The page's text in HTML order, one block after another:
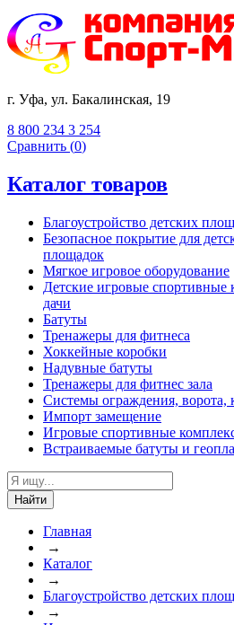
г. Уфа, ул. Бакалинская, 19
8 800 234 3 254
Сравнить (0)
Каталог товаров
Благоустройство детских
Безопасное покрытие для
площадок
Мягкое игровое оборудование
Детские игровые
дачи
Батуты
Тренажеры для фитнеса
Хоккейные коробки
Надувные батуты
Тренажеры для фитнес зала
Системы ограждения, ворота,
Импорт замещение
Игровые спортивные
Встраиваемые батуты и
Найти
Главная
→
Каталог
→
Благоустройство детских
→